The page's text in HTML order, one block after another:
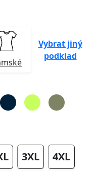
Vybrat jiný
podklad
3XL 4XL